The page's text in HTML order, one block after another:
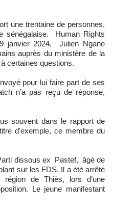
une trentaine de personnes,
sénégalaise. Human Rights
janvier 2024, Julien Ngane
auprès du ministère de la
certaines questions.
pour lui faire part de ses
n’a pas reçu de réponse,
souvent dans le rapport de
d'exemple, ce membre du
dissous ex Pastef, âgé de
sur les FDS. Il a été arrêté
de Thiès, lors d’une
Le jeune manifestant